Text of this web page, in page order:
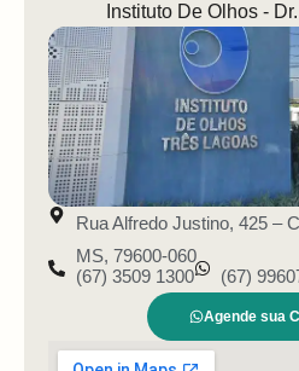
Instituto De Olhos -
Rua Alfredo Justino, 425 –
MS, 79600-060
(67) 3509 1300
(67)
Agende sua